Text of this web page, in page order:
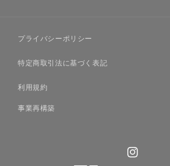
¥346,500
プライバシーポリシー
特定商取引法に基づく表記
利用規約
事業再構築
Instagram